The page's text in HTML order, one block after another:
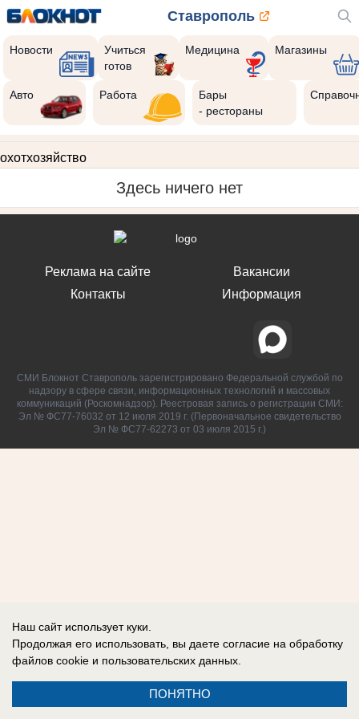
Ставрополь
Новости
Учиться
готов
Медицина Магазины
Авто Работа
Бары
- рестораны
охотхозяйство
Здесь ничего нет
Реклама на сайте
Контакты
Вакансии
Информация
СМИ Блокнот Ставрополь зарегистрировано Федеральной службой по
надзору в сфере связи, информационных технологий и массовых
коммуникаций (Роскомнадзор). Реестровая запись о регистрации СМИ:
Эл № ФС77-76032 от 12 июля 2019 г. (Первоначальное свидетельство
Эл № ФС77-62273 от 03 июля 2015 г.)
Наш сайт использует куки.
Продолжая его использовать, вы даете согласие на обработку
файлов cookie и пользовательских данных.
ПОНЯТНО